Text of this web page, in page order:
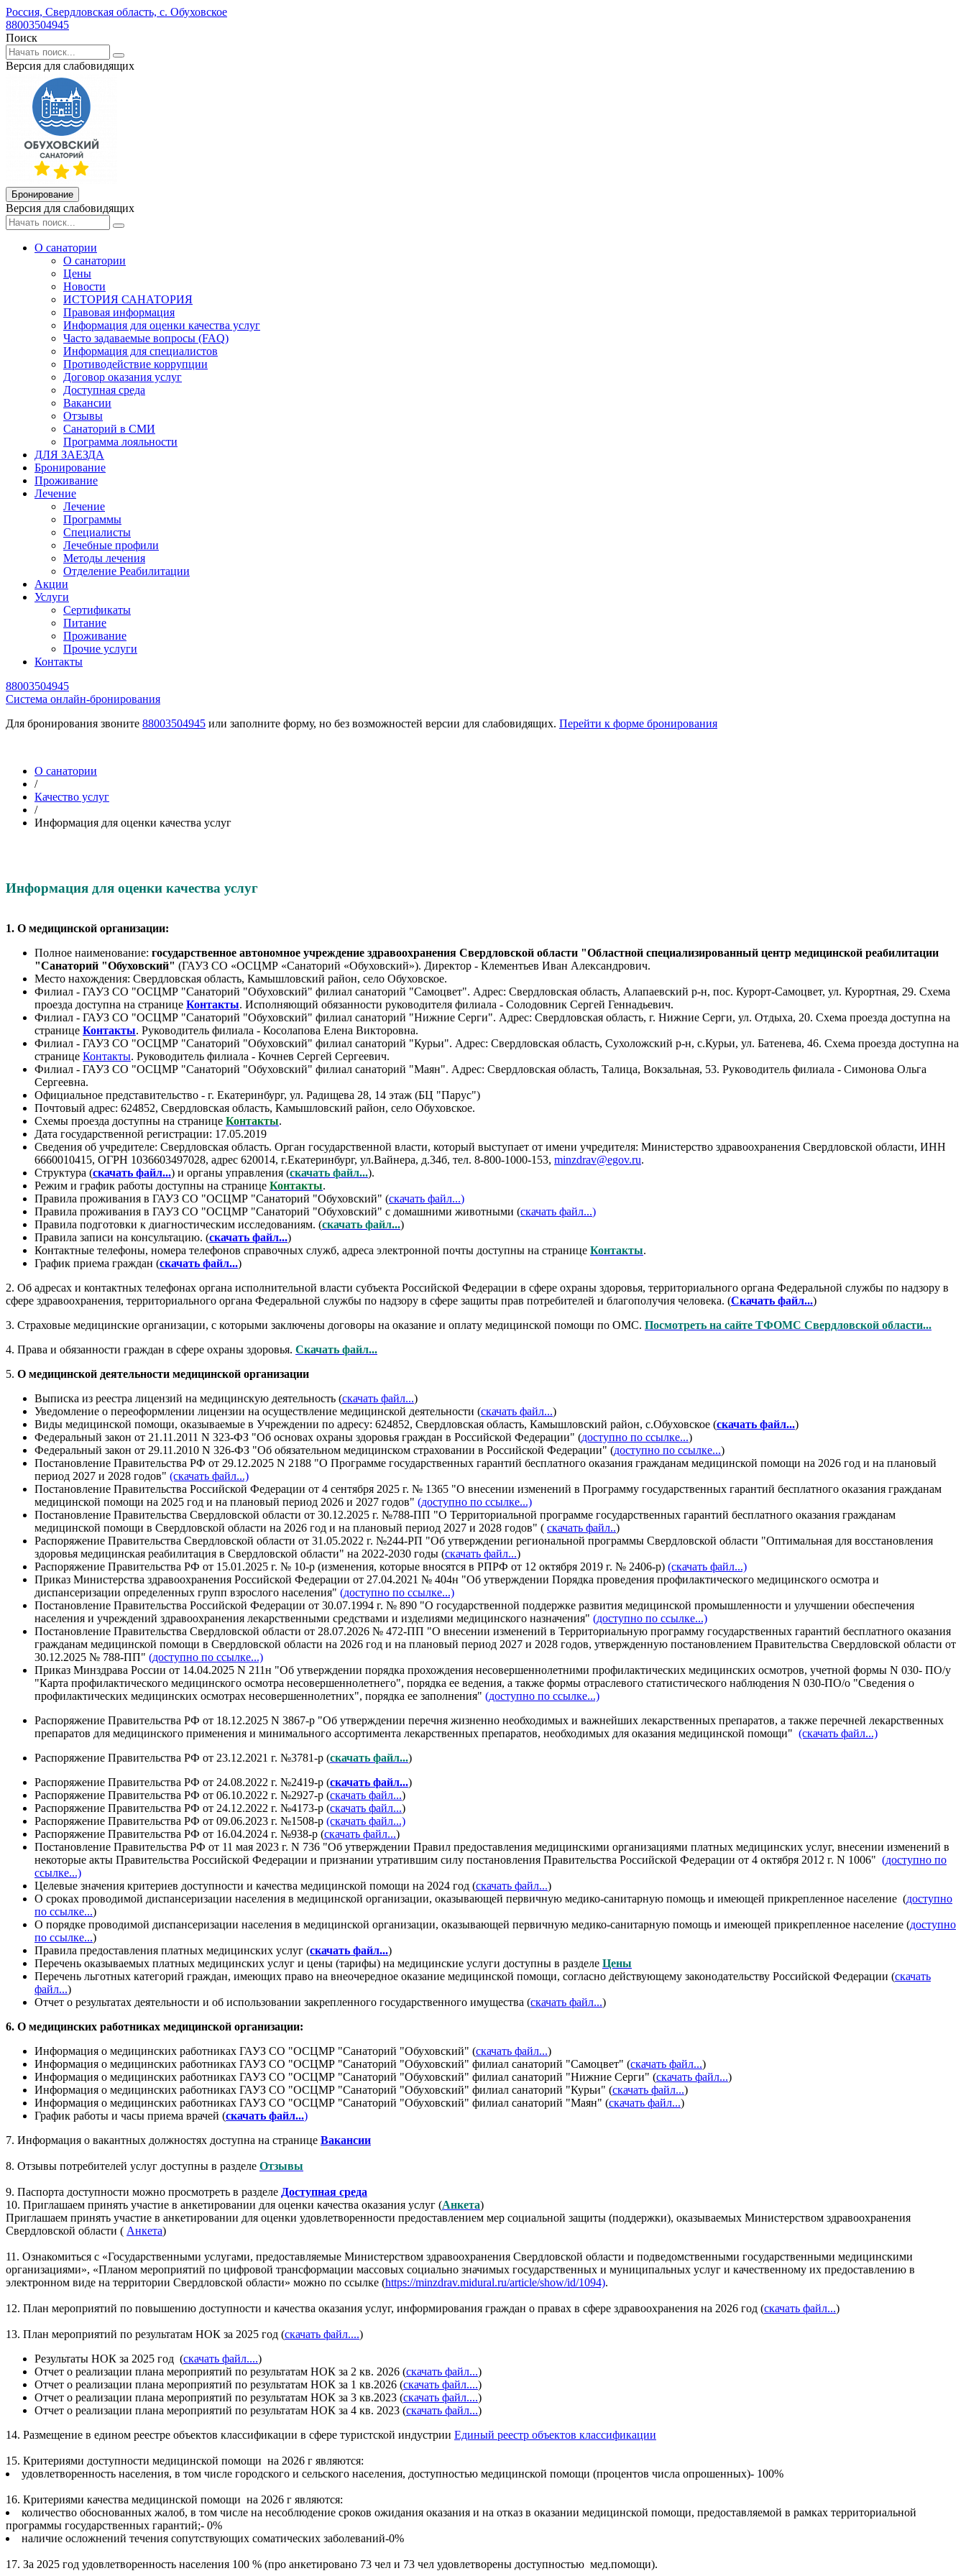
Россия, Свердловская область, с. Обуховское
88003504945
Поиск
Версия для слабовидящих
Бронирование
Версия для слабовидящих
О санатории
О санатории
Цены
Новости
ИСТОРИЯ САНАТОРИЯ
Правовая информация
Информация для оценки качества услуг
Часто задаваемые вопросы (FAQ)
Информация для специалистов
Противодействие коррупции
Договор оказания услуг
Доступная среда
Вакансии
Отзывы
Санаторий в СМИ
Программа лояльности
ДЛЯ ЗАЕЗДА
Бронирование
Проживание
Лечение
Лечение
Программы
Специалисты
Лечебные профили
Методы лечения
Отделение Реабилитации
Акции
Услуги
Сертификаты
Питание
Проживание
Прочие услуги
Контакты
88003504945
Cистема онлайн-бронирования
Для бронирования звоните 88003504945 или заполните форму, но без возможностей версии для слабовидящих. Перейти к форме бронирования
О санатории
/
Качество услуг
/
Информация для оценки качества услуг
Информация для оценки качества услуг
1. О медицинской организации:
Полное наименование: государственное автономное учреждение здравоохранения Свердловской области "Областной специализированный центр медицинской реабилитации
"Санаторий "Обуховский" (ГАУЗ СО «ОСЦМР «Санаторий «Обуховский»). Директор - Клементьев Иван Александрович.
Место нахождения: Свердловская область, Камышловский район, село Обуховское.
Филиал - ГАУЗ СО "ОСЦМР "Санаторий "Обуховский" филиал санаторий "Самоцвет". Адрес: Свердловская область, Алапаевский р‑н, пос. Курорт‑Самоцвет, ул. Курортная, 29. Схема
проезда доступна на странице Контакты. Исполняющий обязанности руководителя филиала - Солодовник Сергей Геннадьевич.
Филиал - ГАУЗ СО "ОСЦМР "Санаторий "Обуховский" филиал санаторий "Нижние Серги". Адрес: Свердловская область, г. Нижние Серги, ул. Отдыха, 20. Схема проезда доступна на
странице Контакты. Руководитель филиала - Косолапова Елена Викторовна.
Филиал - ГАУЗ СО "ОСЦМР "Санаторий "Обуховский" филиал санаторий "Курьи". Адрес: Свердловская область, Сухоложский р-н, с.Курьи, ул. Батенева, 46. Схема проезда доступна на
странице Контакты. Руководитель филиала - Кочнев Сергей Сергеевич.
Филиал - ГАУЗ СО "ОСЦМР "Санаторий "Обуховский" филиал санаторий "Маян". Адрес: Свердловская область, Талица, Вокзальная, 53. Руководитель филиала - Симонова Ольга
Сергеевна.
Официальное представительство - г. Екатеринбург, ул. Радищева 28, 14 этаж (БЦ "Парус")
Почтовый адрес: 624852, Свердловская область, Камышловский район, село Обуховское.
Схемы проезда доступны на странице Контакты.
Дата государственной регистрации: 17.05.2019
Сведения об учредителе: Свердловская область. Орган государственной власти, который выступает от имени учредителя: Министерство здравоохранения Свердловской области, ИНН
6660010415, ОГРН 1036603497028, адрес 620014, г.Екатеринбург, ул.Вайнера, д.34б, тел. 8-800-1000-153, minzdrav@egov.ru.
Структура (скачать файл...) и органы управления (скачать файл...).
Режим и график работы доступны на странице Контакты.
Правила проживания в ГАУЗ СО "ОСЦМР "Санаторий "Обуховский" (скачать файл...)
Правила проживания в ГАУЗ СО "ОСЦМР "Санаторий "Обуховский" с домашними животными (скачать файл...)
Правила подготовки к диагностическим исследованиям. (скачать файл...)
Правила записи на консультацию. (скачать файл...)
Контактные телефоны, номера телефонов справочных служб, адреса электронной почты доступны на странице Контакты.
График приема граждан (скачать файл...)
2. Об адресах и контактных телефонах органа исполнительной власти субъекта Российской Федерации в сфере охраны здоровья, территориального органа Федеральной службы по надзору в
сфере здравоохранения, территориального органа Федеральной службы по надзору в сфере защиты прав потребителей и благополучия человека. (Скачать файл...)
3. Страховые медицинские организации, с которыми заключены договоры на оказание и оплату медицинской помощи по ОМС. Посмотреть на сайте ТФОМС Свердловской области...
4. Права и обязанности граждан в сфере охраны здоровья. Скачать файл...
5. О медицинской деятельности медицинской организации
Выписка из реестра лицензий на медицинскую деятельность (скачать файл...)
Уведомление о переоформлении лицензии на осуществление медицинской деятельности (скачать файл...)
Виды медицинской помощи, оказываемые в Учреждении по адресу: 624852, Свердловская область, Камышловский район, с.Обуховское (скачать файл...)
Федеральный закон от 21.11.2011 N 323-ФЗ "Об основах охраны здоровья граждан в Российской Федерации" (доступно по ссылке...)
Федеральный закон от 29.11.2010 N 326-ФЗ "Об обязательном медицинском страховании в Российской Федерации" (доступно по ссылке...)
Постановление Правительства РФ от 29.12.2025 N 2188 "О Программе государственных гарантий бесплатного оказания гражданам медицинской помощи на 2026 год и на плановый
период 2027 и 2028 годов" (скачать файл...)
Постановление Правительства Российской Федерации от 4 сентября 2025 г. № 1365 "О внесении изменений в Программу государственных гарантий бесплатного оказания гражданам
медицинской помощи на 2025 год и на плановый период 2026 и 2027 годов" (доступно по ссылке...)
Постановление Правительства Свердловской области от 30.12.2025 г. №788-ПП "О Территориальной программе государственных гарантий бесплатного оказания гражданам
медицинской помощи в Свердловской области на 2026 год и на плановый период 2027 и 2028 годов" ( скачать файл..)
Распоряжение Правительства Свердловской области от 31.05.2022 г. №244-РП "Об утверждении региональной программы Свердловской области "Оптимальная для восстановления
здоровья медицинская реабилитация в Свердловской области" на 2022-2030 годы (скачать файл...)
Распоряжение Правительства РФ от 15.01.2025 г. № 10-р (изменения, которые вносятся в РПРФ от 12 октября 2019 г. № 2406-р) (скачать файл...)
Приказ Министерства здравоохранения Российской Федерации от 27.04.2021 № 404н "Об утверждении Порядка проведения профилактического медицинского осмотра и
диспансеризации определенных групп взрослого населения" (доступно по ссылке...)
Постановление Правительства Российской Федерации от 30.07.1994 г. № 890 "О государственной поддержке развития медицинской промышленности и улучшении обеспечения
населения и учреждений здравоохранения лекарственными средствами и изделиями медицинского назначения" (доступно по ссылке...)
Постановление Правительства Свердловской области от 28.07.2026 № 472-ПП "О внесении изменений в Территориальную программу государственных гарантий бесплатного оказания
гражданам медицинской помощи в Свердловской области на 2026 год и на плановый период 2027 и 2028 годов, утвержденную постановлением Правительства Свердловской области от
30.12.2025 № 788-ПП" (доступно по ссылке...)
Приказ Минздрава России от 14.04.2025 N 211н "Об утверждении порядка прохождения несовершеннолетними профилактических медицинских осмотров, учетной формы N 030- ПО/у
"Карта профилактического медицинского осмотра несовершеннолетнего", порядка ее ведения, а также формы отраслевого статистического наблюдения N 030-ПО/о "Сведения о
профилактических медицинских осмотрах несовершеннолетних", порядка ее заполнения" (доступно по ссылке...)
Распоряжение Правительства РФ от 18.12.2025 N 3867-р "Об утверждении перечня жизненно необходимых и важнейших лекарственных препаратов, а также перечней лекарственных
препаратов для медицинского применения и минимального ассортимента лекарственных препаратов, необходимых для оказания медицинской помощи" (скачать файл...)
Распоряжение Правительства РФ от 23.12.2021 г. №3781-р (скачать файл...)
Распоряжение Правительства РФ от 24.08.2022 г. №2419-р (скачать файл...)
Распоряжение Правительства РФ от 06.10.2022 г. №2927-р (скачать файл...)
Распоряжение Правительства РФ от 24.12.2022 г. №4173-р (скачать файл...)
Распоряжение Правительства РФ от 09.06.2023 г. №1508-р (скачать файл...)
Распоряжение Правительства РФ от 16.04.2024 г. №938-р (скачать файл...)
Постановление Правительства РФ от 11 мая 2023 г. N 736 "Об утверждении Правил предоставления медицинскими организациями платных медицинских услуг, внесении изменений в
некоторые акты Правительства Российской Федерации и признании утратившим силу постановления Правительства Российской Федерации от 4 октября 2012 г. N 1006" (доступно по
ссылке...)
Целевые значения критериев доступности и качества медицинской помощи на 2024 год (скачать файл...)
О сроках проводимой диспансеризации населения в медицинской организации, оказывающей первичную медико-санитарную помощь и имеющей прикрепленное население (доступно
по ссылке...)
О порядке проводимой диспансеризации населения в медицинской организации, оказывающей первичную медико-санитарную помощь и имеющей прикрепленное население (доступно
по ссылке...)
Правила предоставления платных медицинских услуг (скачать файл...)
Перечень оказываемых платных медицинских услуг и цены (тарифы) на медицинские услуги доступны в разделе Цены
Перечень льготных категорий граждан, имеющих право на внеочередное оказание медицинской помощи, согласно действующему законодательству Российской Федерации (скачать
файл...)
Отчет о результатах деятельности и об использовании закрепленного государственного имущества (скачать файл...)
6. О медицинских работниках медицинской организации:
Информация о медицинских работниках ГАУЗ СО "ОСЦМР "Санаторий "Обуховский" (скачать файл...)
Информация о медицинских работниках ГАУЗ СО "ОСЦМР "Санаторий "Обуховский" филиал санаторий "Самоцвет" (скачать файл...)
Информация о медицинских работниках ГАУЗ СО "ОСЦМР "Санаторий "Обуховский" филиал санаторий "Нижние Серги" (скачать файл...)
Информация о медицинских работниках ГАУЗ СО "ОСЦМР "Санаторий "Обуховский" филиал санаторий "Курьи" (скачать файл...)
Информация о медицинских работниках ГАУЗ СО "ОСЦМР "Санаторий "Обуховский" филиал санаторий "Маян" (скачать файл...)
График работы и часы приема врачей (скачать файл...)
7. Информация о вакантных должностях доступна на странице Вакансии
8. Отзывы потребителей услуг доступны в разделе Отзывы
9. Паспорта доступности можно просмотреть в разделе Доступная среда
10. Приглашаем принять участие в анкетировании для оценки качества оказания услуг (Анкета)
Приглашаем принять участие в анкетировании для оценки удовлетворенности предоставлением мер социальной защиты (поддержки), оказываемых Министерством здравоохранения
Свердловской области ( Анкета)
11. Ознакомиться с «Государственными услугами, предоставляемые Министерством здравоохранения Свердловской области и подведомственными государственными медицинскими
организациями», «Планом мероприятий по цифровой трансформации массовых социально значимых государственных и муниципальных услуг и качественному их предоставлению в
электронном виде на территории Свердловской области» можно по ссылке (https://minzdrav.midural.ru/article/show/id/1094).
12. План мероприятий по повышению доступности и качества оказания услуг, информирования граждан о правах в сфере здравоохранения на 2026 год (скачать файл...)
13. План мероприятий по результатам НОК за 2025 год (скачать файл....)
Результаты НОК за 2025 год (скачать файл....)
Отчет о реализации плана мероприятий по результатам НОК за 2 кв. 2026 (скачать файл...)
Отчет о реализации плана мероприятий по результатам НОК за 1 кв.2026 (скачать файл....)
Отчет о реализации плана мероприятий по результатам НОК за 3 кв.2023 (скачать файл....)
Отчет о реализации плана мероприятий по результатам НОК за 4 кв. 2023 (скачать файл...)
14. Размещение в едином реестре объектов классификации в сфере туристской индустрии Единый реестр объектов классификации
15. Критериями доступности медицинской помощи на 2026 г являются:
удовлетворенность населения, в том числе городского и сельского населения, доступностью медицинской помощи (процентов числа опрошенных)- 100%
16. Критериями качества медицинской помощи на 2026 г являются:
количество обоснованных жалоб, в том числе на несоблюдение сроков ожидания оказания и на отказ в оказании медицинской помощи, предоставляемой в рамках территориальной
программы государственных гарантий;- 0%
наличие осложнений течения сопутствующих соматических заболеваний-0%
17. За 2025 год удовлетворенность населения 100 % (про анкетировано 73 чел и 73 чел удовлетворены доступностью мед.помощи).